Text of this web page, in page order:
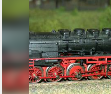
Durchsuchen
alles
Suche ...
suchen Abbrechen